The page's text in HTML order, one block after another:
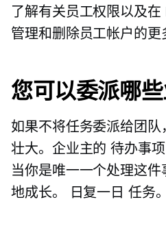
了解有关员工权限以及在
管理和删除员工帐户的更
您可以委派哪
如果不将任务委派给团
壮大。企业主的待办事项
当你是唯一一个处理这
地成长。
日复一日 任务。